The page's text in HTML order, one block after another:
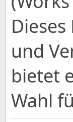
und
bietet
Wahl